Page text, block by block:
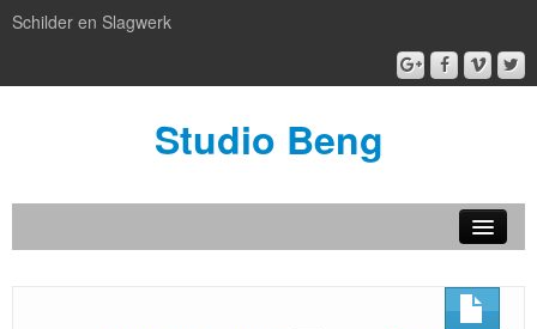
Schilder en Slagwerk
Studio Beng